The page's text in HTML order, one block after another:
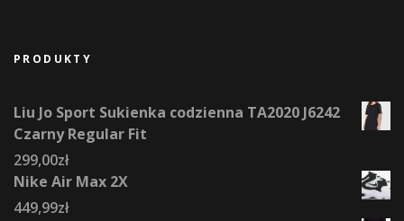
PRODUKTY
Liu Jo Sport Sukienka codzienna TA2020 J6242
Czarny Regular Fit
299,00zł
Nike Air Max 2X
449,99zł